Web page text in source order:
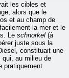
les cibles et
alors que le
et au champ de
la mer et le
Le schnorkel (à
juste sous la
constituait une
qui, au milieu de
pratiquement